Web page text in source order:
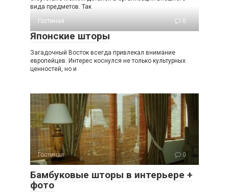
вида предметов. Так
Гостиная
0
Японские шторы
Загадочный Восток всегда привлекал внимание
европейцев. Интерес коснулся не только культурных
ценностей, но и
Гостиная 0
Бамбуковые шторы в интерьере +
фото